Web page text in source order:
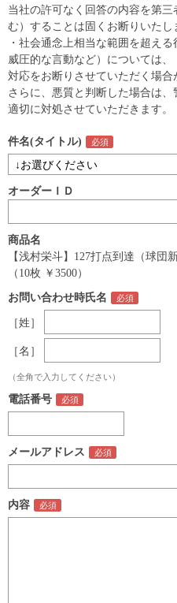
当社の許可なく回答の内容を第
む）することは固くお断りいたし
・社会通念上相当な範囲を超え
威圧的な言動など）については、
対応をお断りさせていただく場合
さらに、悪質と判断した場合は、
適切に対処させていただきます。
件名(タイトル)
オーダーＩＤ
商品名
【浅村栄斗】127打点到達（球団
（10枚 ￥3500）
お問い合わせ時氏名
［姓］
［名］
（全角で入力してください）
電話番号
メールアドレス
内容